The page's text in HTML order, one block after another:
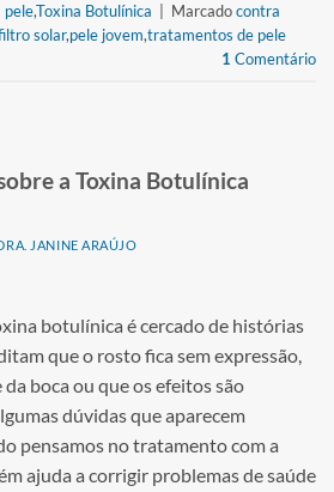
pele,Toxina Botulínica Marcadocontra
solar,pele jovem,tratamentos de pele
1 Comentário
a Toxina Botulínica
JANINE ARAÚJO
botulínica é cercado de histórias
que o rosto fica sem expressão,
boca ou que os efeitos são
dúvidas que aparecem
pensamos no tratamento com a
ajuda a corrigir problemas de saúde